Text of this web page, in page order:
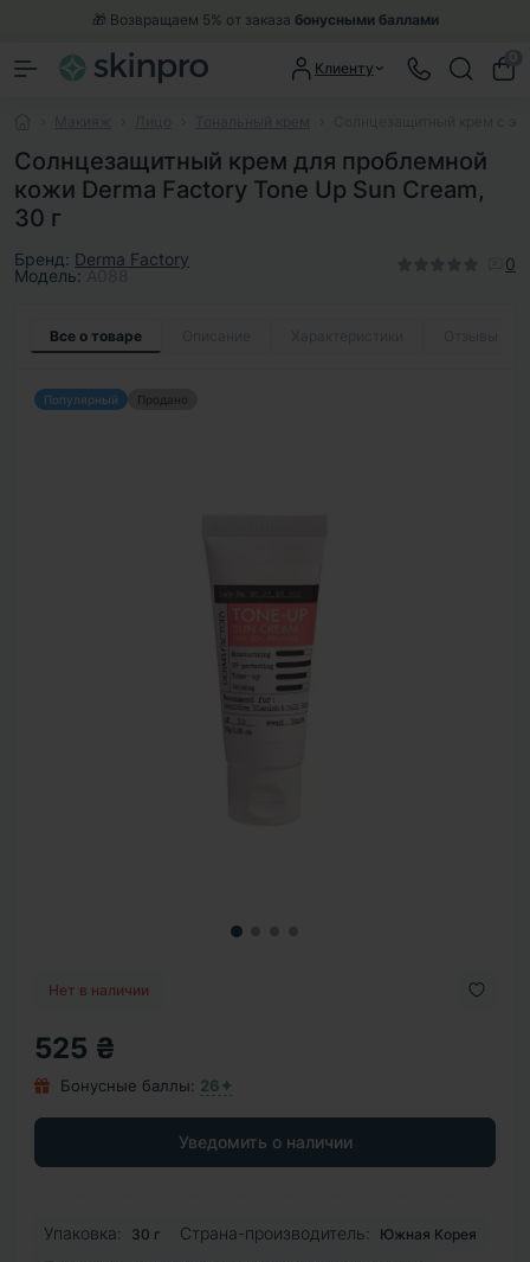
🎁 Возвращаем 5% от заказа бонусными баллами
Клиенту
Солнцезащитный крем для проблемной
кожи Derma Factory Tone Up Sun Cream,
30 г
Бренд: Derma Factory
Модель:
0
Все о товаре
Популярный Продано
Нет в наличии
525 ₴
Бонусные баллы: 26✦
Уведомить о наличии
Упаковка: 30 г Страна-производитель: Южная Корея